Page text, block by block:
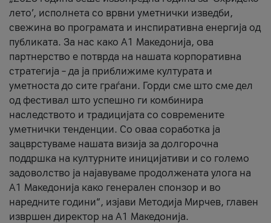
лето’, исполнета со врвни уметнички изведби,
свежина во програмата и инспиративна енергија од
публиката. За нас како A1 Македонија, ова
партнерство е потврда на нашата корпоративна
стратегија – да ја приближиме културата и
уметноста до сите граѓани. Горди сме што сме дел
од фестивал што успешно ги комбинира
наследството и традицијата со современите
уметнички тенденции. Со оваа соработка ја
зацврстуваме нашата визија за долгорочна
поддршка на културните иницијативи и со големо
задоволство ја најавуваме продолжената улога на
A1 Македонија како генерален спонзор и во
наредните години“, изјави Методија Мирчев, главен
извршен директор на A1 Македонија.